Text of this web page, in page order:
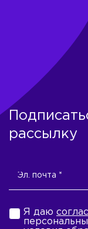
рассылку
Я даю